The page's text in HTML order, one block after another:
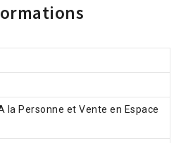
la Personne et Vente en Espace